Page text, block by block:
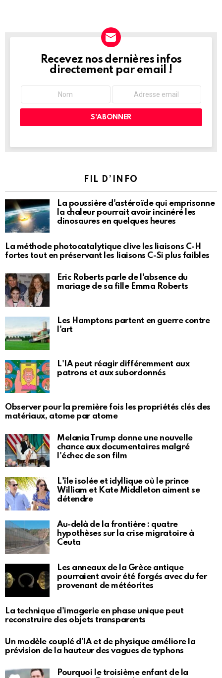
NEWSLETTER
Recevez nos dernières infos
directement par email !
FIL D’INFO
La poussière d'astéroïde qui emprisonne
la chaleur pourrait avoir incinéré les
dinosaures en quelques heures
La méthode photocatalytique clive les liaisons C-H
fortes tout en préservant les liaisons C-Si plus faibles
Eric Roberts parle de l'absence du
mariage de sa fille Emma Roberts
Les Hamptons partent en guerre contre
l'art
L'IA peut réagir différemment aux
patrons et aux subordonnés
Observer pour la première fois les propriétés clés des
matériaux, atome par atome
Melania Trump donne une nouvelle
chance aux documentaires malgré
l'échec de son film
L'île isolée et idyllique où le prince
William et Kate Middleton aiment se
détendre
Au-delà de la frontière : quatre
hypothèses sur la crise migratoire à
Ceuta
Les anneaux de la Grèce antique
pourraient avoir été forgés avec du fer
provenant de météorites
La technique d'imagerie en phase unique peut
reconstruire des objets transparents
Un modèle couplé d’IA et de physique améliore la
prévision de la hauteur des vagues de typhons
Pourquoi le troisième enfant de la